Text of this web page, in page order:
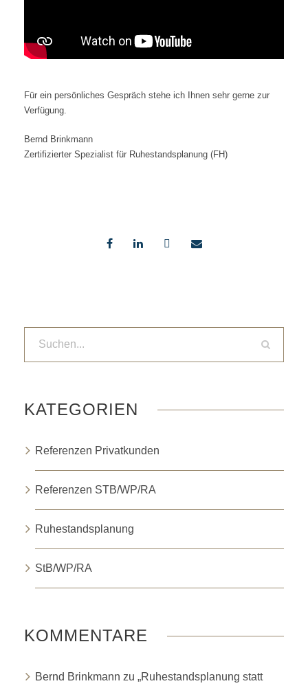
Für ein persönliches Gespräch stehe ich Ihnen sehr gerne zur
Verfügung.
Bernd Brinkmann
Zertifizierter Spezialist für Ruhestandsplanung (FH)
KATEGORIEN
Referenzen Privatkunden
Referenzen STB/WP/RA
Ruhestandsplanung
StB/WP/RA
KOMMENTARE
Bernd Brinkmann zu „Ruhestandsplanung statt